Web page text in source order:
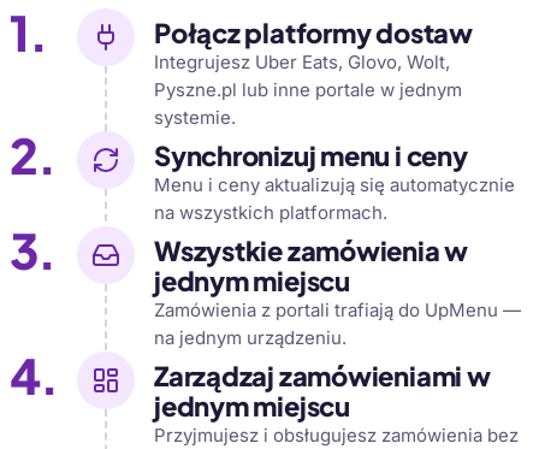
1. Połącz platformy dostaw
Integrujesz Uber Eats, Glovo, Wolt,
Pyszne.pl lub inne portale w jednym
systemie.
2. Synchronizuj menu i ceny
Menu i ceny aktualizują się automatycznie
na wszystkich platformach.
3.
Wszystkie zamówienia w
jednym miejscu
Zamówienia z portali trafiają do UpMenu —
na jednym urządzeniu.
4.
Zarządzaj zamówieniami w
jednym miejscu
Przyjmujesz i obsługujesz zamówienia bez